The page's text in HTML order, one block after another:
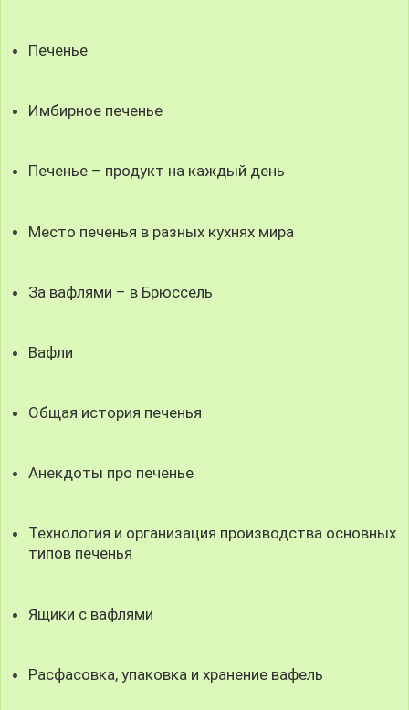
Печенье
Имбирное печенье
Печенье – продукт на каждый день
Место печенья в разных кухнях мира
За вафлями – в Брюссель
Вафли
Общая история печенья
Анекдоты про печенье
Технология и организация производства основных
типов печенья
Ящики с вафлями
Расфасовка, упаковка и хранение вафель